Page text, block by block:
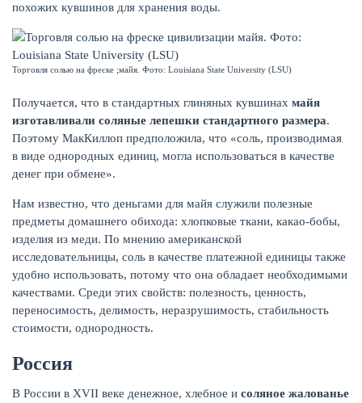
похожих кувшинов для хранения воды.
Торговля солью на фреске ;майя. Фото: Louisiana State University (LSU)
Получается, что в стандартных глиняных кувшинах майя
изготавливали соляные лепешки стандартного размера.
Поэтому МакКиллоп предположила, что «соль, производимая
в виде однородных единиц, могла использоваться в качестве
денег при обмене».
Нам известно, что деньгами для майя служили полезные
предметы домашнего обихода: хлопковые ткани, какао-бобы,
изделия из меди. По мнению американской
исследовательницы, соль в качестве платежной единицы также
удобно использовать, потому что она обладает необходимыми
качествами. Среди этих свойств: полезность, ценность,
переносимость, делимость, неразрушимость, стабильность
стоимости, однородность.
Россия
В России в XVII веке денежное, хлебное и соляное жалованье